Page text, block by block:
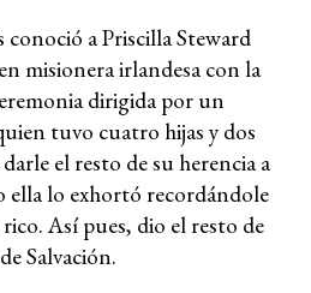
conoció a Priscilla Steward
misionera irlandesa con la
dirigida por un
tuvo cuatro hijas y dos
el resto de su herencia a
ella lo exhortó recordándole
Así pues, dio el resto de
Salvación.